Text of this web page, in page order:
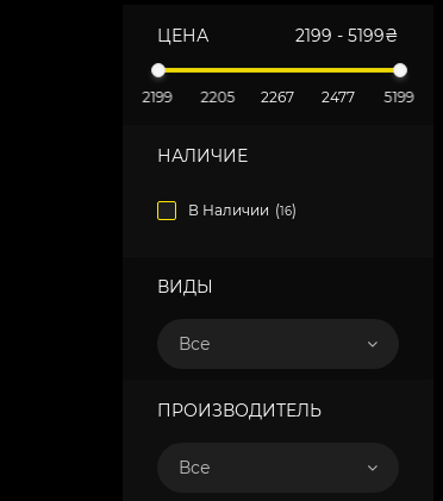
ЦЕНА 2199 - 5199₴
2199 2205 2267 2477 5199
НАЛИЧИЕ
В Наличии (16)
ВИДЫ
Все
ПРОИЗВОДИТЕЛЬ
Все